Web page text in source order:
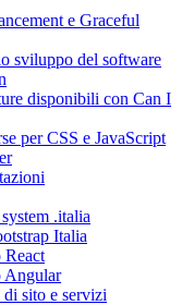
e Graceful
sviluppo del software
disponibili con Can I
per CSS e JavaScript
.italia
Italia
Angular
sito e servizi